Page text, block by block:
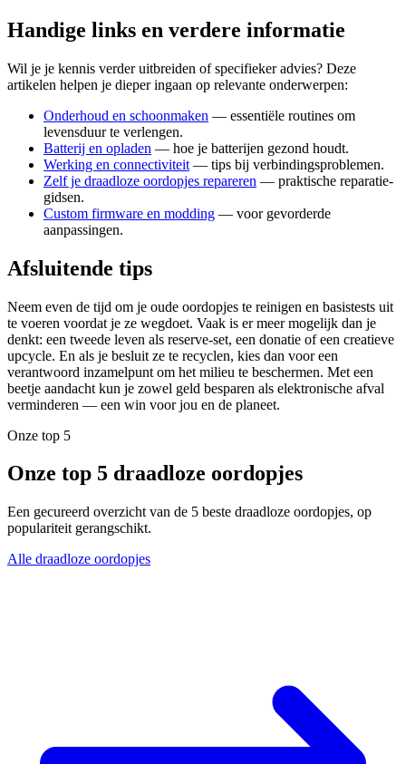
Handige links en verdere informatie
Wil je je kennis verder uitbreiden of specifieker advies? Deze
artikelen helpen je dieper ingaan op relevante onderwerpen:
Onderhoud en schoonmaken — essentiële routines om
levensduur te verlengen.
Batterij en opladen — hoe je batterijen gezond houdt.
Werking en connectiviteit — tips bij verbindingsproblemen.
Zelf je draadloze oordopjes repareren — praktische reparatie-
gidsen.
Custom firmware en modding — voor gevorderde
aanpassingen.
Afsluitende tips
Neem even de tijd om je oude oordopjes te reinigen en basistests uit
te voeren voordat je ze wegdoet. Vaak is er meer mogelijk dan je
denkt: een tweede leven als reserve‑set, een donatie of een creatieve
upcycle. En als je besluit ze te recyclen, kies dan voor een
verantwoord inzamelpunt om het milieu te beschermen. Met een
beetje aandacht kun je zowel geld besparen als elektronische afval
verminderen — een win voor jou en de planeet.
Onze top 5
Onze top 5 draadloze oordopjes
Een gecureerd overzicht van de 5 beste draadloze oordopjes, op
populariteit gerangschikt.
Alle draadloze oordopjes